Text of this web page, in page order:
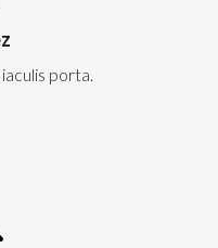
porta.